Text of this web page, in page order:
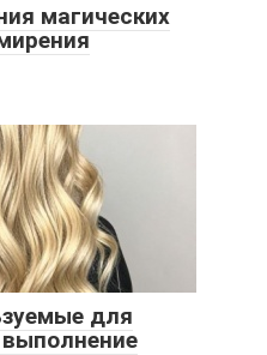
магических
для